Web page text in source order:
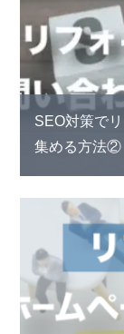
SEO対策で
集める方法②